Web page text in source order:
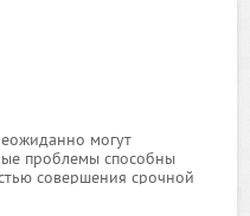
могут
проблемы способны
совершения срочной